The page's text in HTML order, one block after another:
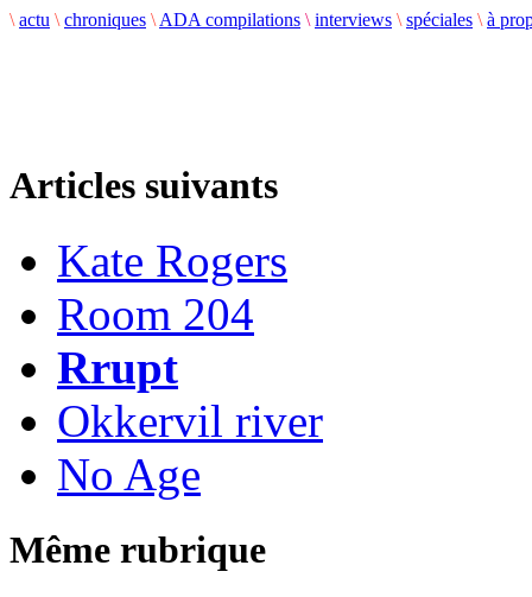
\ actu \ chroniques \ ADA compilations \ interviews \ spéciales \ à
Articles suivants
Kate Rogers
Room 204
Rrupt
Okkervil river
No Age
Même rubrique